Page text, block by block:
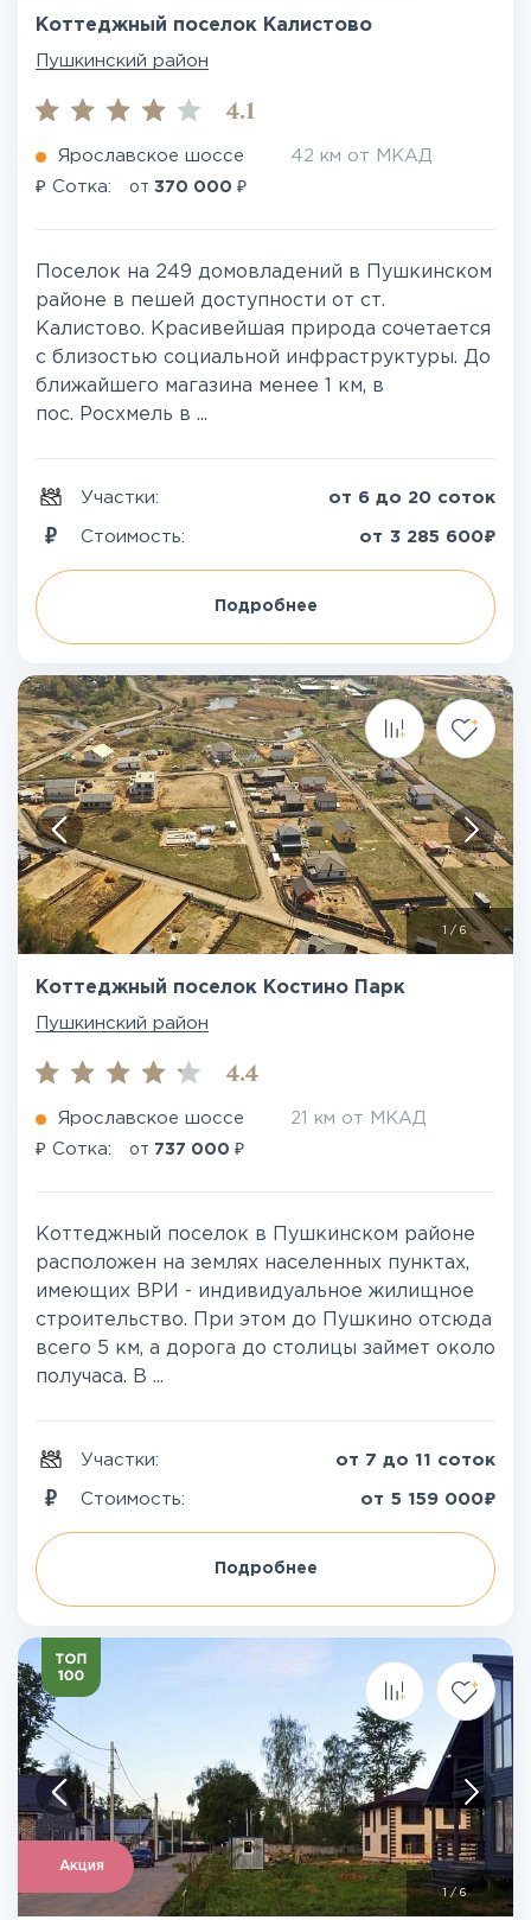
Коттеджный поселок Калистово
Пушкинский район
4.1
Ярославское шоссе 42 км от МКАД
₽ Сотка: от 370 000 ₽
Поселок на 249 домовладений в Пушкинском
районе в пешей доступности от ст.
Калистово. Красивейшая природа сочетается
с близостью социальной инфраструктуры. До
ближайшего магазина менее 1 км, в
пос. Росхмель в ...
Участки: от 6 до 20 соток
Стоимость: от 3 285 600₽
Подробнее
1 / 6
Коттеджный поселок Костино Парк
Пушкинский район
4.4
Ярославское шоссе 21 км от МКАД
₽ Сотка: от 737 000 ₽
Коттеджный поселок в Пушкинском районе
расположен на землях населенных пунктах,
имеющих ВРИ - индивидуальное жилищное
строительство. При этом до Пушкино отсюда
всего 5 км, а дорога до столицы займет около
получаса. В ...
Участки: от 7 до 11 соток
Стоимость: от 5 159 000₽
Подробнее
Акция
1 /6